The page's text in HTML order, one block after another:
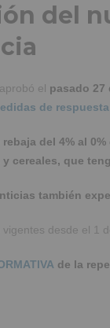
del
el pasado 27
de
rebaja del 4% al
cereales, que
también
desde el 1
de la